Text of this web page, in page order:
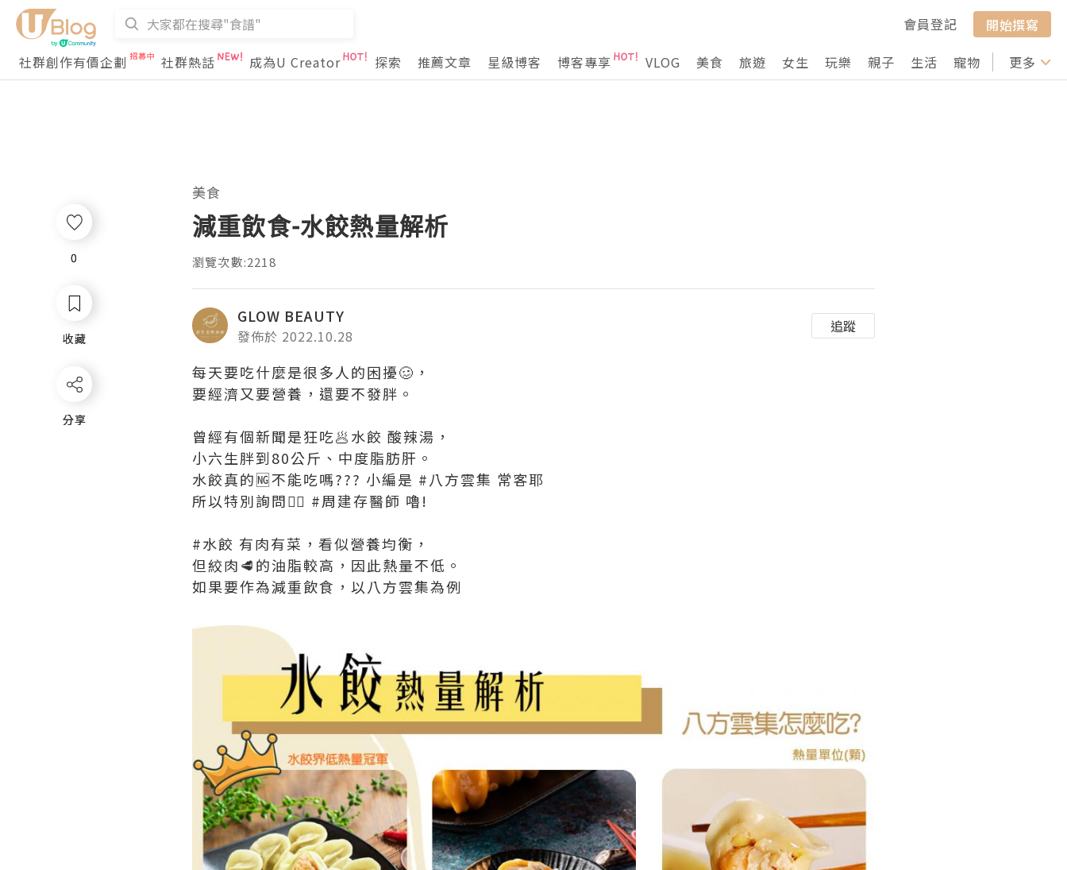
會員登記
開始撰寫
社群創作有價企劃
社群熱話 成為U Creator 探索 推薦文章 星級博客 博客專享 VLOG 美食 旅遊 女生 玩樂 親子 生活 寵物 行山 打卡
更多
0
收藏
分享
美食
減重飲食-水餃熱量解析
瀏覽次數:2218
GLOW BEAUTY
發佈於 2022.10.28
追蹤
每天要吃什麼是很多人的困擾🥴，
要經濟又要營養，還要不發胖。
曾經有個新聞是狂吃🥟水餃 酸辣湯，
小六生胖到80公斤、中度脂肪肝。
水餃真的🆖不能吃嗎??? 小編是 #八方雲集 常客耶
所以特別詢問👨‍⚕️ #周建存醫師 嚕!
#水餃 有肉有菜，看似營養均衡，
但絞肉🥩的油脂較高，因此熱量不低。
如果要作為減重飲食，以八方雲集為例
0
收藏
分享